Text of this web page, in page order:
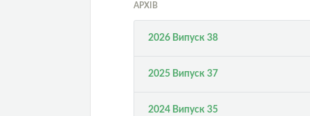
АРХІВ
2026 Випуск 38
2025 Випуск 37
2024 Випуск 35